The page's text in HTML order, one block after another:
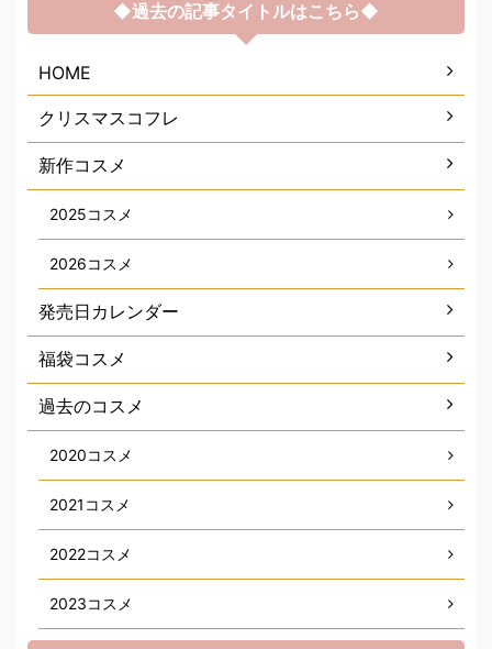
◆過去の記事タイトルはこちら◆
HOME
クリスマスコフレ
新作コスメ
2025コスメ
2026コスメ
発売日カレンダー
福袋コスメ
過去のコスメ
2020コスメ
2021コスメ
2022コスメ
2023コスメ